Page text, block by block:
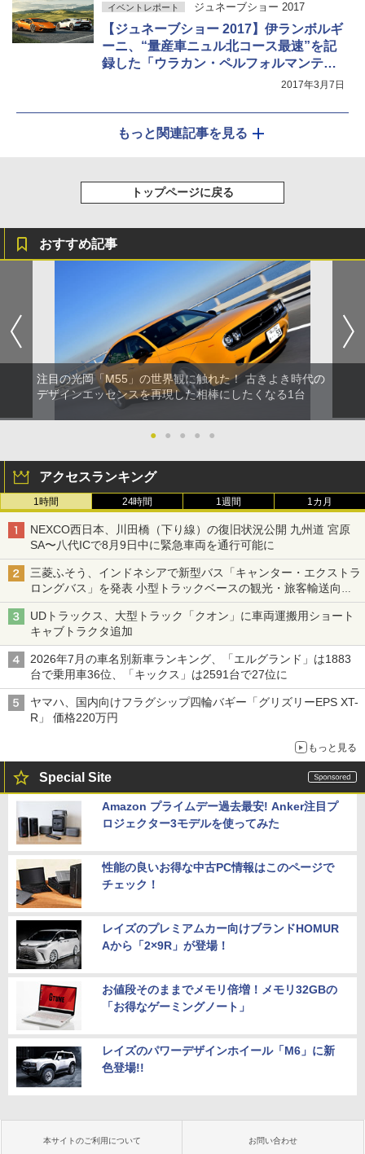
イベントレポート ジュネーブショー 2017
【ジュネーブショー 2017】伊ランボルギ
ーニ、“量産車ニュル北コース最速”を記
録した「ウラカン・ペルフォルマンテ」
2017年3月7日
もっと関連記事を見る
トップページに戻る
おすすめ記事
注目の光岡「M55」の世界観に触れた！ 古きよき時代の
デザインエッセンスを再現した相棒にしたくなる1台
● ● ● ● ●
アクセスランキング
1時間 24時間 1週間 1カ月
NEXCO西日本、川田橋（下り線）の復旧状況公開 九州道 宮原
SA〜八代ICで8月9日中に緊急車両を通行可能に
三菱ふそう、インドネシアで新型バス「キャンター・エクストラ
ロングバス」を発表 小型トラックベースの観光・旅客輸送向け
バス
UDトラックス、大型トラック「クオン」に車両運搬用ショート
キャブトラクタ追加
2026年7月の車名別新車ランキング、「エルグランド」は1883
台で乗用車36位、「キックス」は2591台で27位に
ヤマハ、国内向けフラグシップ四輪バギー「グリズリーEPS XT-
R」 価格220万円
もっと見る
Special Site
Amazon プライムデー過去最安! Anker注目プ
ロジェクター3モデルを使ってみた
性能の良いお得な中古PC情報はこのページで
チェック！
レイズのプレミアムカー向けブランドHOMUR
Aから「2×9R」が登場！
お値段そのままでメモリ倍増！メモリ32GBの
「お得なゲーミングノート」
レイズのパワーデザインホイール「M6」に新
色登場!!
本サイトのご利用について お問い合わせ